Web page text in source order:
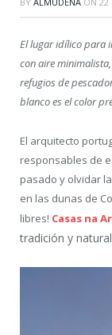
El lugar idílico para
con aire
refugios de
blanco es el color
El arquitecto
responsables de
pasado y olvidar
en las dunas de
libres! Casas na
tradición y